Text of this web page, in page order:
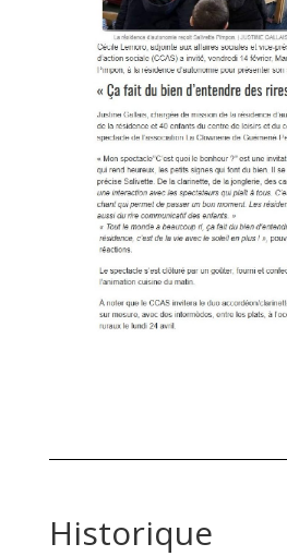
Historique